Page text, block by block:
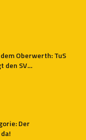
Oberwerth: TuS
den SV
Der